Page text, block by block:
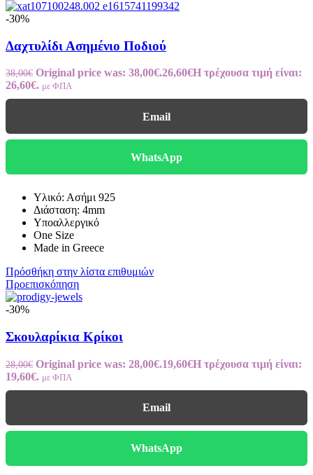
-30%
Δαχτυλίδι Ασημένιο Ποδιού
38,00€ Original price was: 38,00€.26,60€Η τρέχουσα τιμή είναι:
26,60€. με ΦΠΑ
Email
WhatsApp
Υλικό: Ασήμι 925
Διάσταση: 4mm
Υποαλλεργικό
One Size
Made in Greece
Πρόσθήκη στην λίστα επιθυμιών
Προεπισκόπηση
-30%
Σκουλαρίκια Κρίκοι
28,00€ Original price was: 28,00€.19,60€Η τρέχουσα τιμή είναι:
19,60€. με ΦΠΑ
Email
WhatsApp